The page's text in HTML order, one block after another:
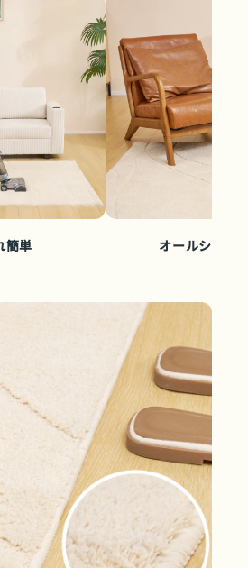
簡単 オールシーズ